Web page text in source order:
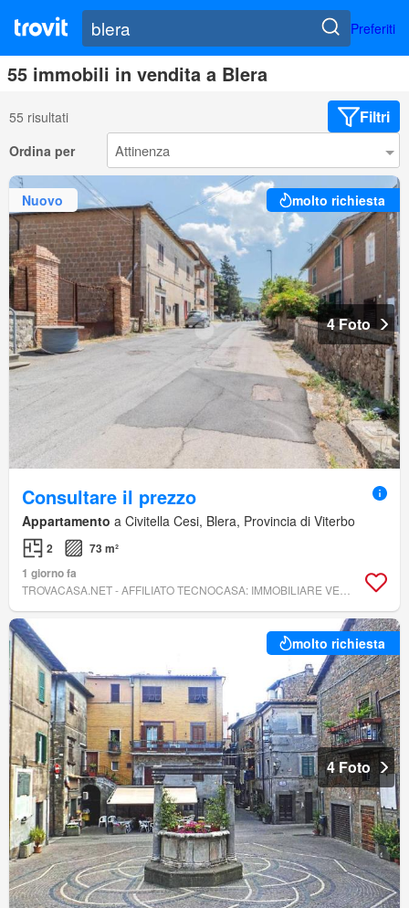
Preferiti
55 immobili in vendita a Blera
55 risultati Filtri
Ordina per
Nuovo molto richiesta
4 Foto
Consultare il prezzo
Appartamento a Civitella Cesi, Blera, Provincia di Viterbo
2
73 m²
1 giorno fa
molto richiesta
4 Foto